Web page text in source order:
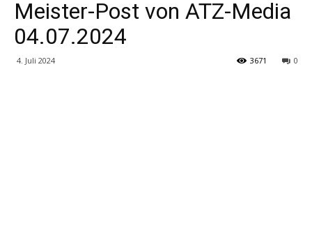
Meister-Post von ATZ-Media
04.07.2024
4. Juli 2024 0
3671